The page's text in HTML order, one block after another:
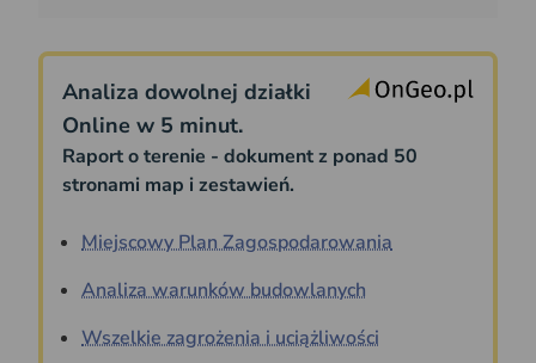
Analiza dowolnej działki
Online w 5 minut.
Raport o terenie - dokument z ponad 50
stronami map i zestawień.
Miejscowy Plan Zagospodarowania
Analiza warunków budowlanych
Wszelkie zagrożenia i uciążliwości